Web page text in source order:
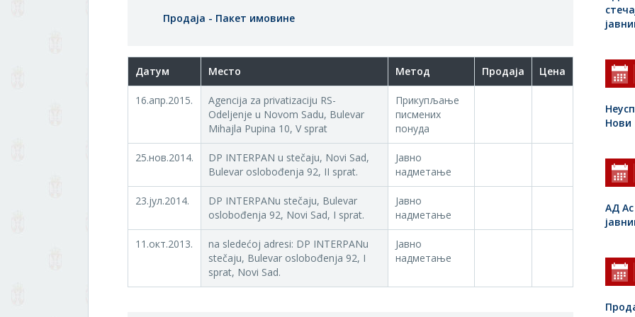
Продаја - Пакет имовине
Датум Место Метод Продаја Цена
16.апр.2015.
Agencija za privatizaciju RS-
Odeljenje u Novom Sadu, Bulevar
Mihajla Pupina 10, V sprat
Прикупљање
писмених
понуда
25.нов.2014.
DP INTERPAN u stečaju, Novi Sad,
Bulevar oslobođenja 92, II sprat.
Јавно
надметање
23.јул.2014.
DP INTERPANu stečaju, Bulevar
oslobođenja 92, Novi Sad, I sprat.
Јавно
надметање
11.окт.2013.
na sledećoj adresi: DP INTERPANu
stečaju, Bulevar oslobođenja 92, I
sprat, Novi Sad.
Јавно
надметање
Нови
АД